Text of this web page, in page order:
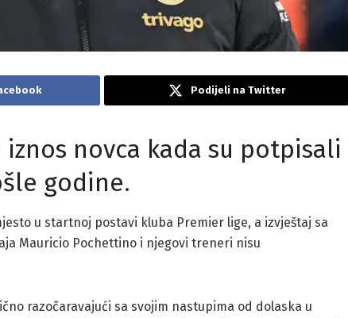
Podijeli na Twitter
novca kada su potpisali
godine.
u startnoj postavi kluba Premier lige, a izvještaj sa
Mauricio Pochettino i njegovi treneri nisu
razočaravajući sa svojim nastupima od dolaska u